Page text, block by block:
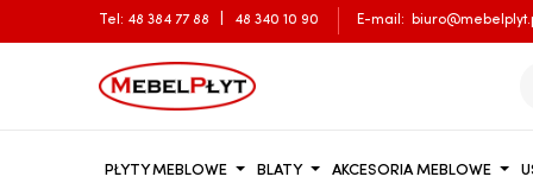
Tel: 48 384 77 88 48 340 10 90 E-mail:
PŁYTY MEBLOWE BLATY AKCESORIA MEBLOWE